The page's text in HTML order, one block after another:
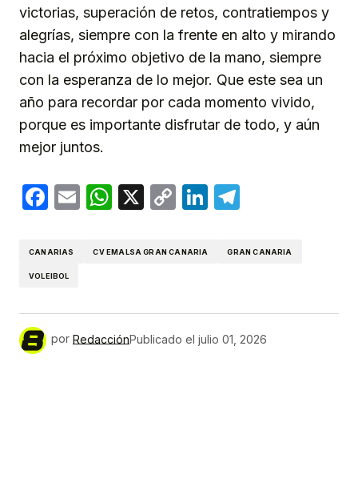
victorias, superación de retos, contratiempos y
alegrías, siempre con la frente en alto y mirando
hacia el próximo objetivo de la mano, siempre
con la esperanza de lo mejor. Que este sea un
año para recordar por cada momento vivido,
porque es importante disfrutar de todo, y aún
mejor juntos.
Facebook
EmailWhatsApp
X
CopyLinkedIn
CANARIAS CV EMALSA GRAN CANARIA GRAN CANARIA
VOLEIBOL
por RedacciónPublicado el julio 01, 2026